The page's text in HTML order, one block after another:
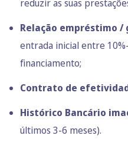
reduzir as suas
Relação empréstimo /
entrada inicial entre
financiamento;
Contrato de
Histórico Bancário
últimos 3-6 meses).